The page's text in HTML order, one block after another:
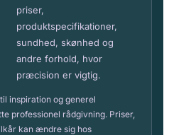
priser,
produktspecifikationer,
sundhed, skønhed og
andre forhold, hvor
præcision er vigtig.
inspiration og generel
professionel rådgivning. Priser,
kan ændre sig hos